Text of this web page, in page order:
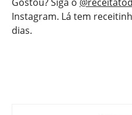
Instagram. Lá tem
dias.